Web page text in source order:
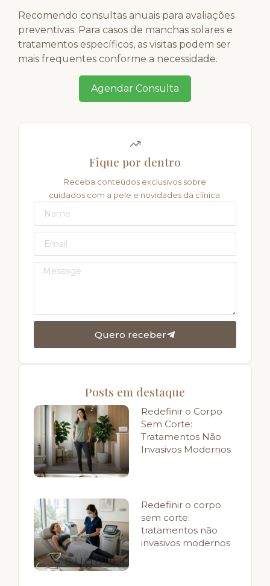
Recomendo consultas anuais para avaliações
preventivas. Para casos de manchas solares e
tratamentos específicos, as visitas podem ser
mais frequentes conforme a necessidade.
Agendar Consulta
Fique por dentro
Receba conteúdos exclusivos sobre
cuidados com a pele e novidades da clínica.
Quero receber
Posts em destaque
Redefinir o Corpo
Sem Corte:
Tratamentos Não
Invasivos Modernos
Redefinir o corpo
sem corte:
tratamentos não
invasivos modernos